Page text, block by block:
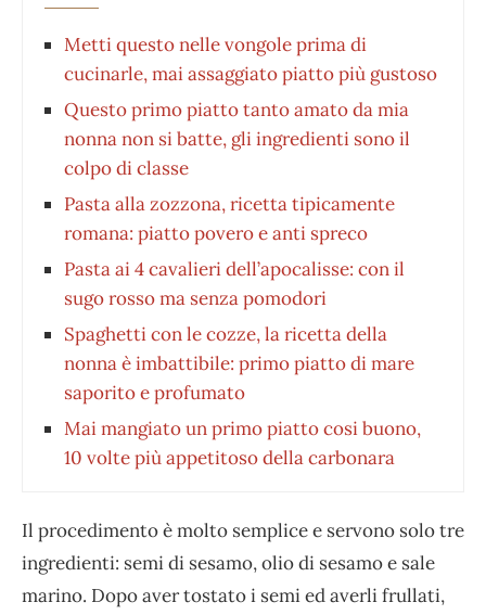
Metti questo nelle vongole prima di
cucinarle, mai assaggiato piatto più gustoso
Questo primo piatto tanto amato da mia
nonna non si batte, gli ingredienti sono il
colpo di classe
Pasta alla zozzona, ricetta tipicamente
romana: piatto povero e anti spreco
Pasta ai 4 cavalieri dell’apocalisse: con il
sugo rosso ma senza pomodori
Spaghetti con le cozze, la ricetta della
nonna è imbattibile: primo piatto di mare
saporito e profumato
Mai mangiato un primo piatto cosi buono,
10 volte più appetitoso della carbonara
Il procedimento è molto semplice e servono solo tre
ingredienti: semi di sesamo, olio di sesamo e sale
marino. Dopo aver tostato i semi ed averli frullati,